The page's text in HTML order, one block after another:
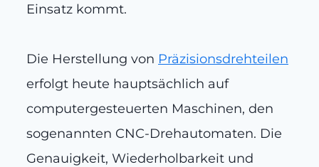
Einsatz kommt.
Die Herstellung von Präzisionsdrehteilen
erfolgt heute hauptsächlich auf
computergesteuerten Maschinen, den
sogenannten CNC-Drehautomaten. Die
Genauigkeit, Wiederholbarkeit und